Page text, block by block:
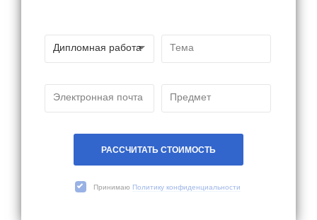
РАССЧИТАТЬ СТОИМОСТЬ
Принимаю Политику конфиденциальности